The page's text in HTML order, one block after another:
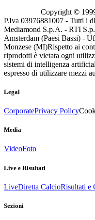
Copyright ©
P.Iva 03976881007 - Tutti i
Mediamond S.p.A. - RTI
Amsterdam (Paesi Bassi) -
Monzese (MI)Rispetto ai
riprodotti è vietata ogni
sistemi di intelligenza
espresso di utilizzare mezzi
Legal
CorporatePrivacy Policy
Media
VideoFoto
Live e Risultati
LiveDiretta CalcioRisultati e
Sezioni